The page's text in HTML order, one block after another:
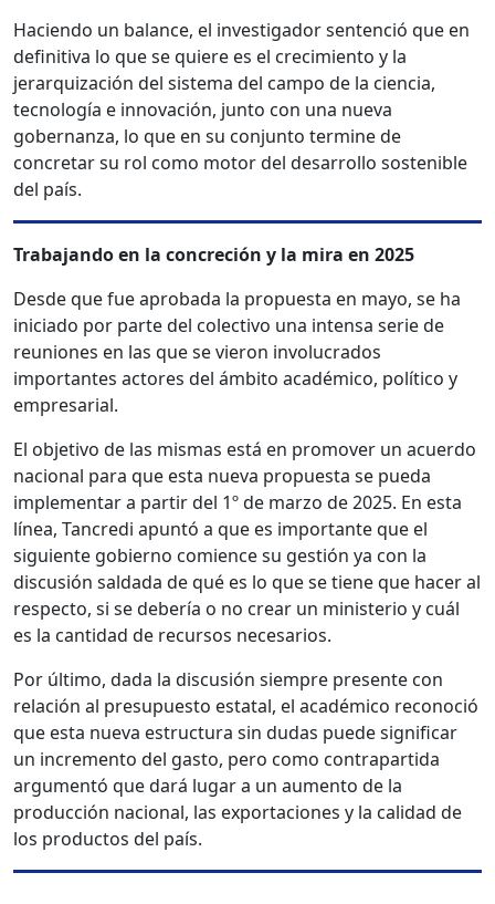
Haciendo un balance, el investigador sentenció que en
definitiva lo que se quiere es el crecimiento y la
jerarquización del sistema del campo de la ciencia,
tecnología e innovación, junto con una nueva
gobernanza, lo que en su conjunto termine de
concretar su rol como motor del desarrollo sostenible
del país.
Trabajando en la concreción y la mira en 2025
Desde que fue aprobada la propuesta en mayo, se ha
iniciado por parte del colectivo una intensa serie de
reuniones en las que se vieron involucrados
importantes actores del ámbito académico, político y
empresarial.
El objetivo de las mismas está en promover un acuerdo
nacional para que esta nueva propuesta se pueda
implementar a partir del 1º de marzo de 2025. En esta
línea, Tancredi apuntó a que es importante que el
siguiente gobierno comience su gestión ya con la
discusión saldada de qué es lo que se tiene que hacer al
respecto, si se debería o no crear un ministerio y cuál
es la cantidad de recursos necesarios.
Por último, dada la discusión siempre presente con
relación al presupuesto estatal, el académico reconoció
que esta nueva estructura sin dudas puede significar
un incremento del gasto, pero como contrapartida
argumentó que dará lugar a un aumento de la
producción nacional, las exportaciones y la calidad de
los productos del país.